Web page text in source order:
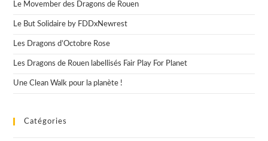
Le Movember des Dragons de Rouen
Le But Solidaire by FDDxNewrest
Les Dragons d’Octobre Rose
Les Dragons de Rouen labellisés Fair Play For Planet
Une Clean Walk pour la planète !
Catégories